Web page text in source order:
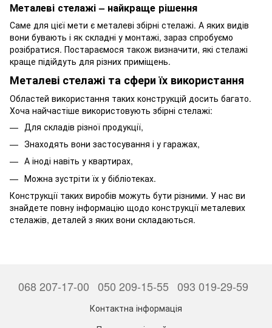
Металеві стелажі – найкраще рішення
Саме для цієї мети є металеві збірні стелажі. А яких видів
вони бувають і як складні у монтажі, зараз спробуємо
розібратися. Постараємося також визначити, які стелажі
краще підійдуть для різних приміщень.
Металеві стелажі та сфери їх використання
Областей використання таких конструкцій досить багато.
Хоча найчастіше використовують збірні стелажі:
Для складів різної продукції,
Знаходять вони застосування і у гаражах,
А іноді навіть у квартирах,
Можна зустріти їх у бібліотеках.
Конструкції таких виробів можуть бути різними. У нас ви
знайдете повну інформацію щодо конструкції металевих
стелажів, деталей з яких вони складаються.
068 207-17-00 050 209-15-55 093 019-29-59
Контактна інформація